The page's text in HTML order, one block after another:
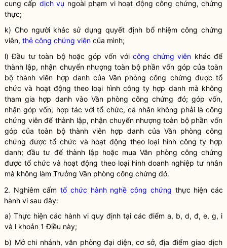
cung cấp dịch vụ ngoài phạm vi hoạt động công chứng, chứng
thực;
k) Cho người khác sử dụng quyết định bổ nhiệm công chứng
viên, thẻ công chứng viên của mình;
l) Đầu tư toàn bộ hoặc góp vốn vớicông chứng viên khác để
thành lập, nhận chuyển nhượng toàn bộ phần vốn góp của toàn
bộ thành viên hợp danh của Văn phòng công chứng được tổ
chức và hoạt động theo loại hình công ty hợp danh mà không
tham gia hợp danh vào Văn phòng công chứng đó; góp vốn,
nhận góp vốn, hợp tác với tổ chức, cá nhân không phải là công
chứng viênđể thành lập, nhận chuyển nhượng toàn bộ phần vốn
góp của toàn bộ thành viên hợp danh của Văn phòng công
chứng được tổ chức và hoạt động theo loại hình công ty hợp
danh; đầu tư để thành lập hoặc mua Văn phòng công chứng
được tổ chức và hoạt động theo loại hình doanh nghiệp tư nhân
mà không làm Trưởng Văn phòng công chứng đó.
2. Nghiêm cấmtổ chức hành nghề công chứng thực hiện các
hành vi sau đây:
a) Thực hiện các hành vi quy định tại các điểm a, b, d, đ, e, g, i
và l khoản 1 Điều này;
b) Mở chi nhánh, văn phòng đại diện, cơ sở, địa điểm giao dịch